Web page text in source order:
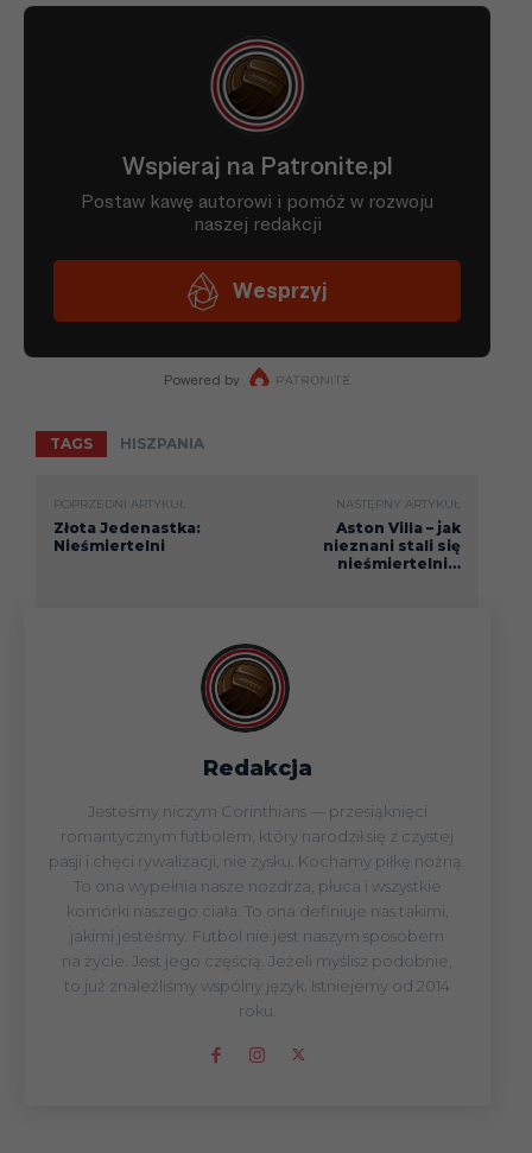
TAGS HISZPANIA
POPRZEDNI ARTYKUŁ
Złota Jedenastka:
Nieśmiertelni
NASTĘPNY ARTYKUŁ
Aston Villa – jak
nieznani stali się
nieśmiertelni…
Redakcja
Jesteśmy niczym Corinthians — przesiąknięci
romantycznym futbolem, który narodził się z czystej
pasji i chęci rywalizacji, nie zysku. Kochamy piłkę nożną.
To ona wypełnia nasze nozdrza, płuca i wszystkie
komórki naszego ciała. To ona definiuje nas takimi,
jakimi jesteśmy. Futbol nie jest naszym sposobem
na życie. Jest jego częścią. Jeżeli myślisz podobnie,
to już znaleźliśmy wspólny język. Istniejemy od 2014
roku.